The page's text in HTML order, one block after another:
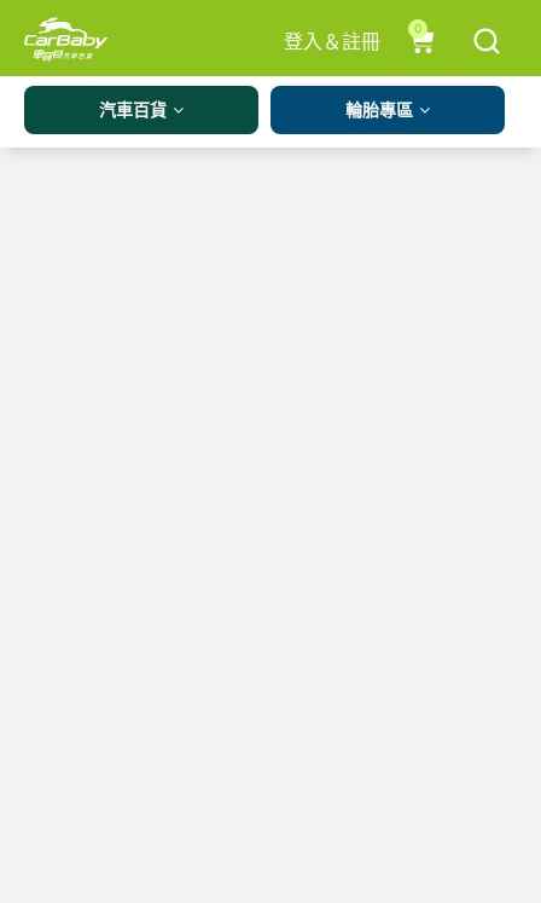
登入＆註冊
0
汽車百貨 輪胎專區